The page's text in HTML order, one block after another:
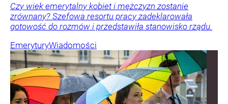
Czy wiek emerytalny kobiet i mężczyzn zostanie
zrównany? Szefowa resortu pracy zadeklarowała
gotowość do rozmów i przedstawiła stanowisko rządu.
EmeryturyWiadomości